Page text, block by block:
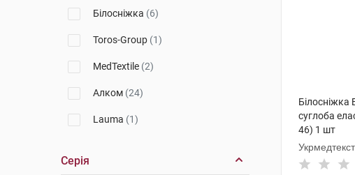
Білосніжка (6)
Toros-Group (1)
MedTextile (2)
Алком (24)
Lauma (1)
Серія
Білосніжка
суглоба
46) 1 шт